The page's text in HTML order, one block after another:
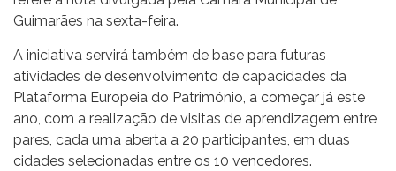
Guimarães na sexta-feira.
A iniciativa servirá também de base para futuras
atividades de desenvolvimento de capacidades da
Plataforma Europeia do Património, a começar já este
ano, com a realização de visitas de aprendizagem entre
pares, cada uma aberta a 20 participantes, em duas
cidades selecionadas entre os 10 vencedores.